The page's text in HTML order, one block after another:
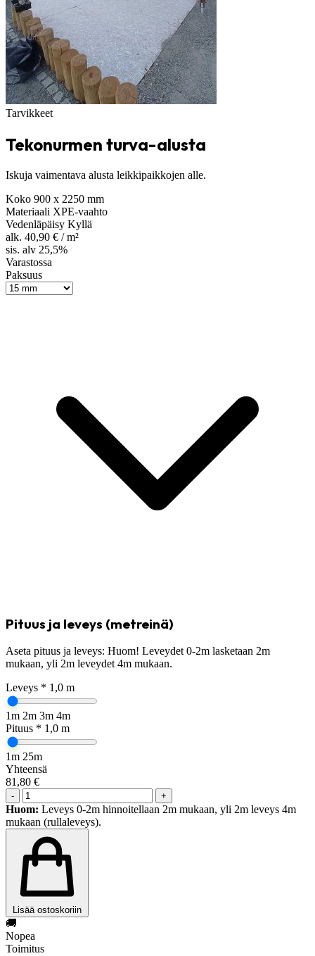
Tarvikkeet
Tekonurmen turva-alusta
Iskuja vaimentava alusta leikkipaikkojen alle.
Koko 900 x 2250 mm
Materiaali XPE-vaahto
Vedenläpäisy Kyllä
alk. 40,90 € / m²
sis. alv 25,5%
Varastossa
Paksuus
Pituus ja leveys (metreinä)
Aseta pituus ja leveys: Huom! Leveydet 0-2m lasketaan 2m
mukaan, yli 2m leveydet 4m mukaan.
Leveys * 1,0 m
1m 2m 3m 4m
Pituus * 1,0 m
1m 25m
Yhteensä
81,80 €
- +
Huom: Leveys 0-2m hinnoitellaan 2m mukaan, yli 2m leveys 4m
mukaan (rullaleveys).
Lisää ostoskoriin
🚚
Nopea
Toimitus